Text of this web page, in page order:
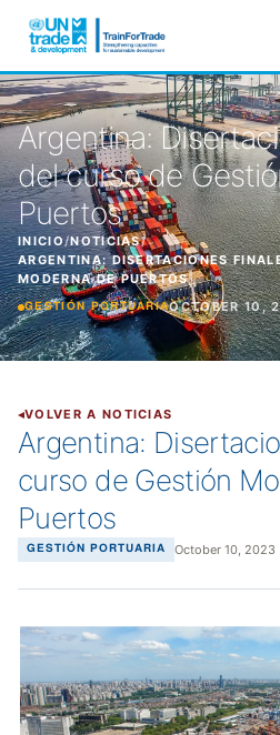
Argentina:
del curso de
Puertos
INICIO/NOTICIAS/
ARGENTINA: DISERTACIONES
MODERNA DE PUERTOS
GESTIÓN PORTUARIAOCTOBER 10,
VOLVER A NOTICIAS
Argentina:
curso de Gestión
Puertos
GESTIÓN PORTUARIA October 10, 2023